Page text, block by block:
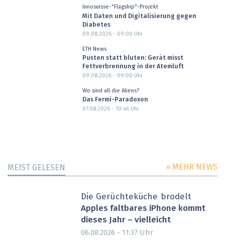
Innosuisse-"Flagship"-Projekt
Mit Daten und Digitalisierung gegen
Diabetes
09.08.2026 - 09:00 Uhr
ETH News
Pusten statt bluten: Gerät misst
Fettverbrennung in der Atemluft
09.08.2026 - 09:00 Uhr
Wo sind all die Aliens?
Das Fermi-Paradoxon
07.08.2026 - 10:46Uhr
MEIST GELESEN » MEHR NEWS
Die Gerüchteküche brodelt
Apples faltbares iPhone kommt
dieses Jahr – vielleicht
06.08.2026 - 11:37 Uhr